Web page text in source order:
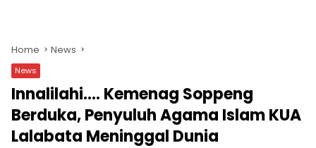
Home News
News
Innalilahi…. Kemenag Soppeng
Berduka, Penyuluh Agama Islam KUA
Lalabata Meninggal Dunia